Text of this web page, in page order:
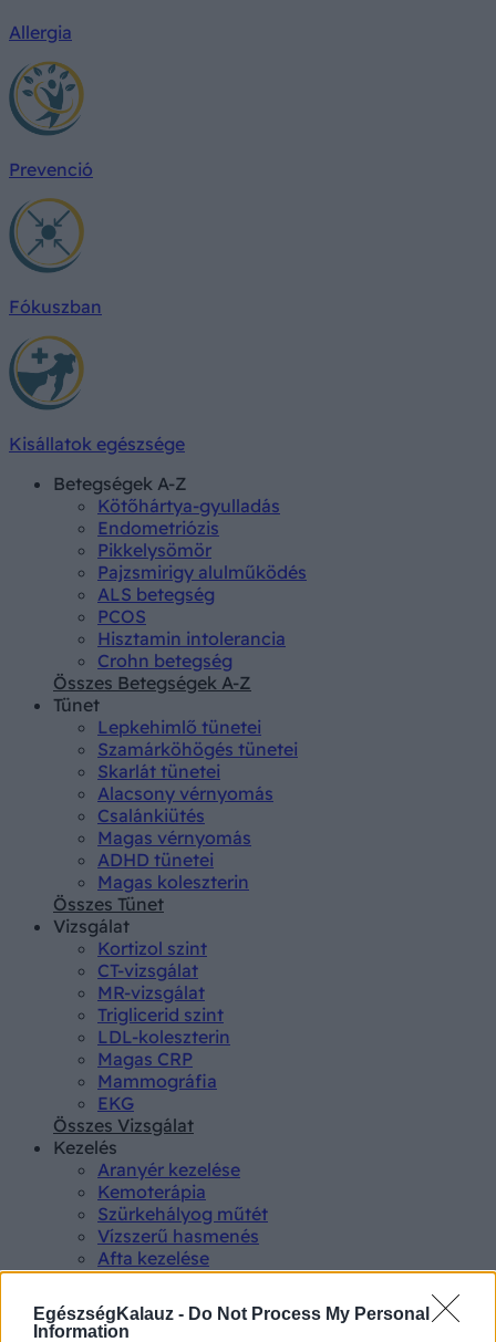
EgészségKalauz - Do Not Process My Personal
Information
Allergia
Prevenció
Fókuszban
Kisállatok egészsége
Betegségek A-Z
Kötőhártya-gyulladás
Endometriózis
Pikkelysömör
Pajzsmirigy alulműködés
ALS betegség
PCOS
Hisztamin intolerancia
Crohn betegség
Összes Betegségek A-Z
Tünet
Lepkehimlő tünetei
Szamárköhögés tünetei
Skarlát tünetei
Alacsony vérnyomás
Csalánkiütés
Magas vérnyomás
ADHD tünetei
Magas koleszterin
Összes Tünet
Vizsgálat
Kortizol szint
CT-vizsgálat
MR-vizsgálat
Triglicerid szint
LDL-koleszterin
Magas CRP
Mammográfia
EKG
Összes Vizsgálat
Kezelés
Aranyér kezelése
Kemoterápia
Szürkehályog műtét
Vízszerű hasmenés
Afta kezelése
Dagadt boka kezelése
Napallergia kezelése
Fülgyulladás kezelése